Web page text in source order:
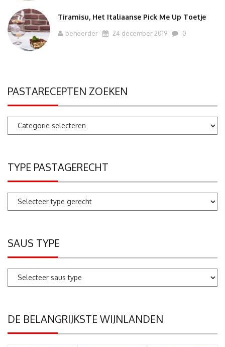
Tiramisu, Het Italiaanse Pick Me Up Toetje
beheerder 24 december 2019 0
PASTARECEPTEN ZOEKEN
Pastarecepten
zoeken
TYPE PASTAGERECHT
SAUS TYPE
DE BELANGRIJKSTE WIJNLANDEN